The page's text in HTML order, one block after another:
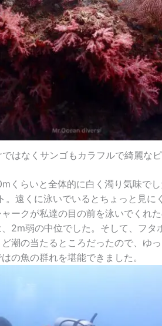
はなくサンゴもカラフルで綺麗なピ
くらいと全体的に白く濁り気味でし
。遠くに泳いでいるとちょっと見に
ークが私達の目の前を泳いでくれ
2m弱の中位でした。そして、フタ
潮の当たるところだったので、ゆ
の魚の群れを堪能できました。